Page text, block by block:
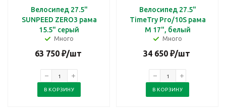
Велосипед 27.5"
SUNPEED ZERO3 рама
15.5" серый
Много
63 750₽/шт
В КОРЗИНУ
Велосипед 27.5"
TimeTry Pro/10S рама
M 17", белый
Много
34 650₽/шт
В КОРЗИНУ